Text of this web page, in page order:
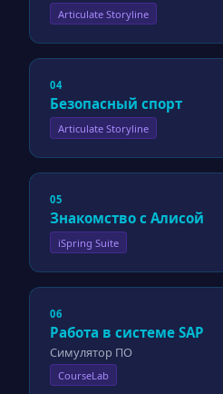
Articulate Storyline
04
Безопасный спорт
Articulate Storyline
05
Знакомство с Алисой
iSpring Suite
06
Работа в системе SAP
Симулятор ПО
CourseLab